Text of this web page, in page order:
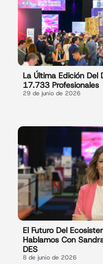
La Última Edición Del
17.733 Profesionales
29 de junio de 2026
El Futuro Del
Hablamos Con
DES
8 de junio de 2026